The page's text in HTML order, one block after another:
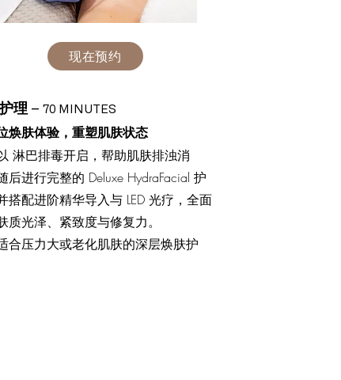
现在预约
理 – 70 MINUTES
焕肤体验，重塑肌肤状态
淋巴排毒开启，帮助肌肤排浊消
后进行完整的 Deluxe HydraFacial 护
搭配进阶精华导入与 LED 光疗，全面
质光泽、紧致度与修复力。
合压力大或老化肌肤的深层焕肤护